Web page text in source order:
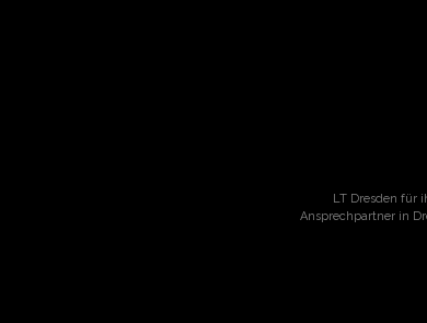
LT Dresden für
Ansprechpartner in